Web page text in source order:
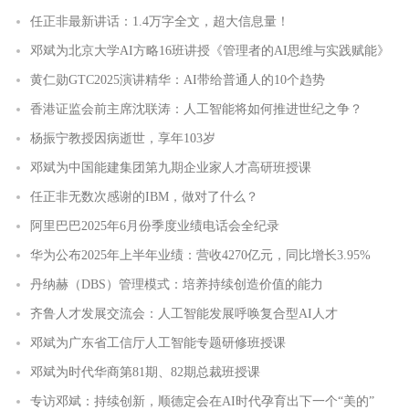
任正非最新讲话：1.4万字全文，超大信息量！
邓斌为北京大学AI方略16班讲授《管理者的AI思维与实践赋能》
黄仁勋GTC2025演讲精华：AI带给普通人的10个趋势
香港证监会前主席沈联涛：人工智能将如何推进世纪之争？
杨振宁教授因病逝世，享年103岁
邓斌为中国能建集团第九期企业家人才高研班授课
任正非无数次感谢的IBM，做对了什么？
阿里巴巴2025年6月份季度业绩电话会全纪录
华为公布2025年上半年业绩：营收4270亿元，同比增长3.95%
丹纳赫（DBS）管理模式：培养持续创造价值的能力
齐鲁人才发展交流会：人工智能发展呼唤复合型AI人才
邓斌为广东省工信厅人工智能专题研修班授课
邓斌为时代华商第81期、82期总裁班授课
专访邓斌：持续创新，顺德定会在AI时代孕育出下一个“美的”